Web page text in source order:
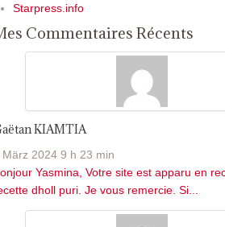
Starpress.info
Commentaires Récents
KIAMTIA
März 2024 9 h 23 min
Yasmina, Votre site est apparu en
dholl puri. Je vous remercie. Si...